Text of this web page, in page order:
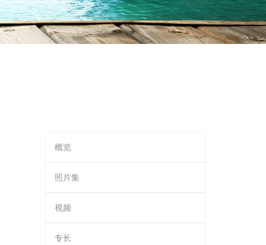
概览
照片集
视频
专长